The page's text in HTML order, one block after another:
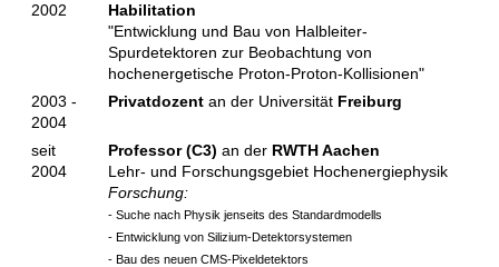
2002
Habilitation
"Entwicklung und Bau von Halbleiter-
Spurdetektoren zur Beobachtung von
hochenergetische Proton-Proton-Kollisionen"
2003 -
2004
Privatdozent an der Universität Freiburg
seit
2004
Professor (C3) an der RWTH Aachen
Lehr- und Forschungsgebiet Hochenergiephysik
Forschung:
- Suche nach Physik jenseits des Standardmodells
- Entwicklung von Silizium-Detektorsystemen
- Bau des neuen CMS-Pixeldetektors